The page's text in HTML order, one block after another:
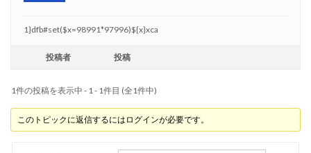
1}dfb#set($x=98991*97996)${x}xca
投稿者 投稿
1件の投稿を表示中 - 1 - 1件目 (全1件中)
このトピックに返信するにはログインが必要です。